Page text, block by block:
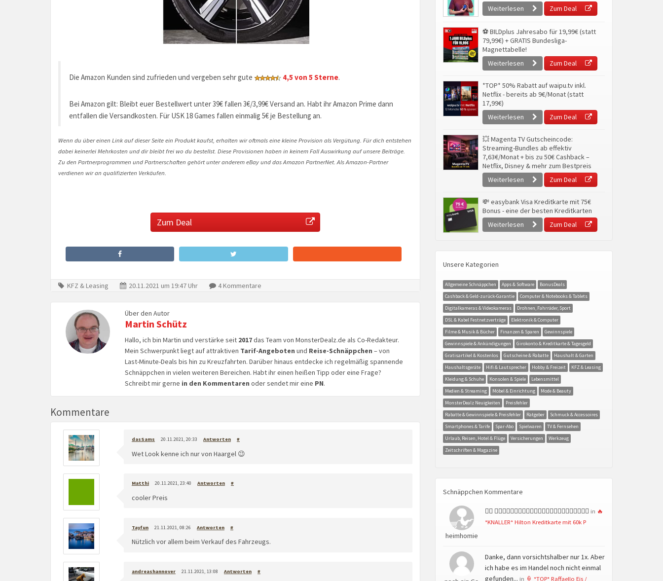
Die Amazon Kunden sind zufrieden und vergeben sehr gute 4,5 von 5 Sterne.
Bei Amazon gilt: Bleibt euer Bestellwert unter 39€ fallen 3€/3,99€ Versand an. Habt ihr Amazon Prime dann
entfallen die Versandkosten. Für USK 18 Games fallen einmalig 5€ je Bestellung an.
Wenn du über einen Link auf dieser Seite ein Produkt kaufst, erhalten wir oftmals eine kleine Provision als Vergütung. Für dich entstehen
dabei keinerlei Mehrkosten und dir bleibt frei wo du bestellst. Diese Provisionen haben in keinem Fall Auswirkung auf unsere Beiträge.
Zu den Partnerprogrammen und Partnerschaften gehört unter anderem eBay und das Amazon PartnerNet. Als Amazon-Partner
verdienen wir an qualifizierten Verkäufen.
Zum Deal
KFZ & Leasing 20.11.2021 um 19:47 Uhr 4 Kommentare
Über den Autor
Martin Schütz
Hallo, ich bin Martin und verstärke seit 2017das Team von MonsterDealz.de als Co-Redakteur.
Mein Schwerpunkt liegt auf attraktiven Tarif-Angeboten und Reise-Schnäppchen – von
Last-Minute-Deals bis hin zu Kreuzfahrten. Darüber hinaus entdecke ich regelmäßig spannende
Schnäppchen in vielen weiteren Bereichen. Habt ihr einen heißen Tipp oder eine Frage?
Schreibt mir gerne in den Kommentaren oder sendet mir eine PN.
Kommentare
dasSams 20.11.2021, 20:33 Antworten #
Wet Look kenne ich nur von Haargel 😉
Matthi 20.11.2021, 23:40 Antworten #
cooler Preis
Tayfun 21.11.2021, 08:26 Antworten #
Nützlich vor allem beim Verkauf des Fahrzeugs.
andreashannover 21.11.2021, 13:08 Antworten #
Weiterlesen
Zum Deal
⚽ BILDplus Jahresabo für 19,99€ (statt
79,99€) + GRATIS Bundesliga-
Magnettabelle!
Weiterlesen
Zum Deal
*TOP* 50% Rabatt auf waipu.tv inkl.
Netflix - bereits ab 9€/Monat (statt
17,99€)
Weiterlesen
Zum Deal
💥 Magenta TV Gutscheincode:
Streaming-Bundles ab effektiv
7,63€/Monat + bis zu 50€ Cashback –
Netflix, Disney & mehr zum Bestpreis
Weiterlesen
Zum Deal
💸 easybank Visa Kreditkarte mit 75€
Bonus - eine der besten Kreditkarten
Weiterlesen
Zum Deal
Unsere Kategorien
Allgemeine Schnäppchen Apps & Software
BonusDeals
Cashback & Geld-zurück-Garantie
Computer & Notebooks & Tablets
Digitalkameras & Videokameras
Drohnen, Fahrräder, Sport
DSL & Kabel Festnetzverträge
Elektronik & Computer
Filme & Musik & Bücher
Finanzen & Sparen
Gewinnspiele
Gewinnspiele & Ankündigungen
Girokonto & Kreditkarte & Tagesgeld
Gratisartikel & Kostenlos
Gutscheine & Rabatte
Haushalt & Garten
Haushaltsgeräte
Hifi & Lautsprecher Hobby & Freizeit
KFZ & Leasing
Kleidung & Schuhe
Konsolen & Spiele
Lebensmittel
Medien & Streaming
Möbel & Einrichtung
Mode & Beauty
MonsterDealz Neuigkeiten
Preisfehler
Rabatte & Gewinnspiele & Preisfehler
Ratgeber
Schmuck & Accessoires
Smartphones & Tarife
Spar-Abo Spielwaren
TV & Fernsehen
Urlaub, Reisen, Hotel & Flüge
Versicherungen
Werkzeug
Zeitschriften & Magazine
Schnäppchen Kommentare
heimhomie
👍🏻 👍🏻👍🏻👍🏻👍🏻👍🏻👍🏻👍🏻👍🏻👍🏻👍🏻👍🏻👍🏻 in 🔥
*KNALLER* Hilton Kreditkarte mit 60k P
Danke, dann vorsichtshalber nur 1x. Aber
ich habe es im Handel noch nicht einmal
gefunden... in 🍦 *TOP* Raffaello Eis /